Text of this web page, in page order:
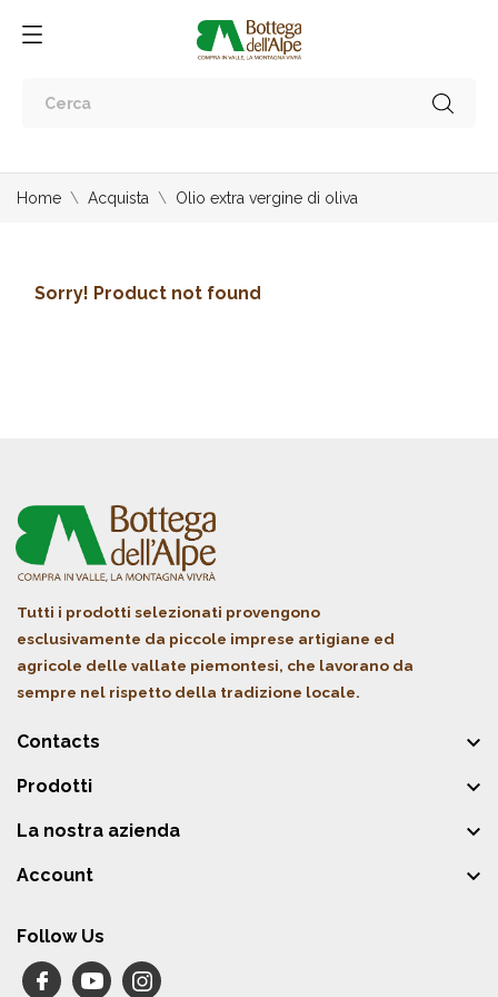
Home Acquista Olio extra vergine di oliva
Sorry! Product not found
Tutti i prodotti selezionati provengono
esclusivamente da piccole imprese artigiane ed
agricole delle vallate piemontesi, che lavorano da
sempre nel rispetto della tradizione locale.
Contacts 
Prodotti 
La nostra azienda 
Account 
Follow Us